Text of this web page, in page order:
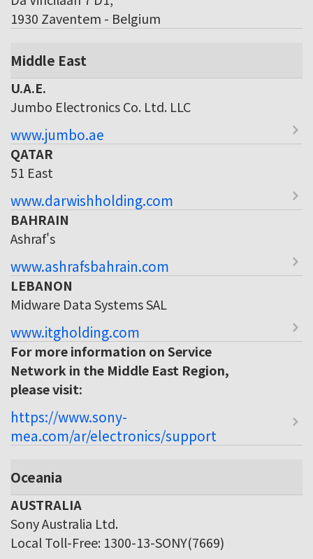
1930 Zaventem - Belgium
Middle East
U.A.E.
Jumbo Electronics Co. Ltd. LLC
www.jumbo.ae
QATAR
51 East
www.darwishholding.com
BAHRAIN
Ashraf's
www.ashrafsbahrain.com
LEBANON
Midware Data Systems SAL
www.itgholding.com
For more information on Service
Network in the Middle East Region,
please visit:
https://www.sony-
mea.com/ar/electronics/support
Oceania
AUSTRALIA
Sony Australia Ltd.
Local Toll-Free: 1300-13-SONY(7669)